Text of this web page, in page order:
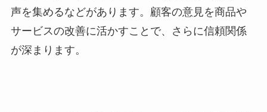
声を集めるなどがあります。顧客の意見を商品や
サービスの改善に活かすことで、さらに信頼関係
が深まります。